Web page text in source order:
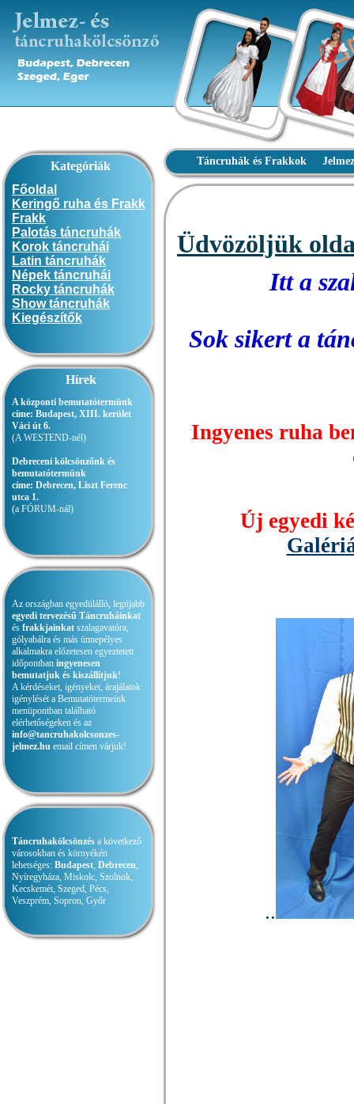
Kategóriák
Főoldal
Keringő ruha és Frakk
Frakk
Palotás táncruhák
Korok táncruhái
Latin táncruhák
Népek táncruhái
Rocky táncruhák
Show táncruhák
Kiegészítők
Hírek
A központi bemutatótermünk
címe: Budapest, XIII. kerület
Váci út 6.
(A WESTEND-nél)
Debreceni kölcsönzőnk és
bemutatótermünk
címe: Debrecen, Liszt Ferenc
utca 1.
(a FÓRUM-nál)
Az országban egyedülálló, legújabb
egyedi tervezésű Táncruháinkat
és frakkjainkat szalagavatóra,
gólyabálra és más ünnepélyes
alkalmakra előzetesen egyeztetett
időpontban ingyenesen
bemutatjuk és kiszállítjuk!
A kérdéseket, igényeket, árajálatok
igénylését a Bemutatótermeink
menüpontban található
elérhetőségeken és az
info@tancruhakolcsonzes-
jelmez.hu email címen várjuk!
Táncruhakölcsönzés a következő
városokban és környékén
lehetséges: Budapest, Debrecen,
Nyíregyháza, Miskolc, Szolnok,
Kecskemét, Szeged, Pécs,
Veszprém, Sopron, Győr
Táncruhák és Frakkok
Üdvözöljük
Itt a
Sok sikert a
Ingyenes ruha
Új egyedi
..